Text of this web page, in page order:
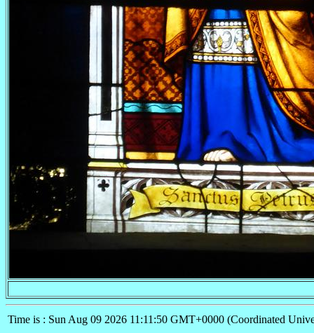
Time is : Sun Aug 09 2026 11:11:50 GMT+0000 (Coordinated